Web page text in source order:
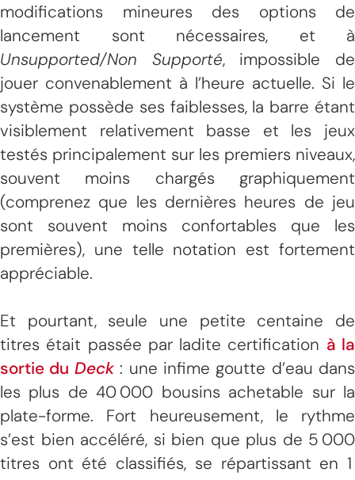
modifications mineures des options de
lancement sont nécessaires, et à
Unsupported/Non Supporté, impossible de
jouer convenablement à l’heure actuelle. Si le
système possède ses faiblesses, la barre étant
visiblement relativement basse et les jeux
testés principalement sur les premiers niveaux,
souvent moins chargés graphiquement
(comprenez que les dernières heures de jeu
sont souvent moins confortables que les
premières), une telle notation est fortement
appréciable.
Et pourtant, seule une petite centaine de
titres était passée par ladite certification à la
sortie du Deck: une infime goutte d’eau dans
les plus de 40 000 bousins achetable sur la
plate-forme. Fort heureusement, le rythme
s’est bien accéléré, si bien que plus de 5 000
titres ont été classifiés, se répartissant en 1